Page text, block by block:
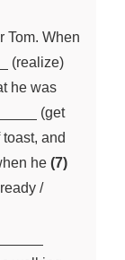
Tom. When
(realize)
he was
(get
and
he (7)
/